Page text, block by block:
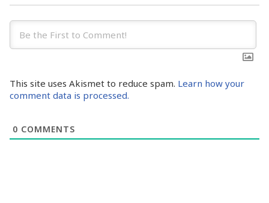
This site uses Akismet to reduce spam. Learn how your
comment data is processed.
0 COMMENTS